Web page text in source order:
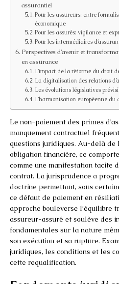
assurantiel
Pour les assureurs: entre
économique
Pour les assurés: vigilance et
Pour les intermédiaires
Perspectives d’avenir et
en assurance
L’impact de la réforme du droit
La digitalisation des relations
Les évolutions législatives
L’harmonisation européenne du
Le non-paiement des primes
manquement contractuel
questions juridiques. Au-delà de
obligation financière, ce
comme une manifestation tacite
contrat. La jurisprudence a
doctrine permettant, sous
ce défaut de paiement en
approche bouleverse l’équilibre
assureur-assuré et soulève des
fondamentales sur la nature
son exécution et sa rupture.
juridiques, les conditions et les
cette requalification.